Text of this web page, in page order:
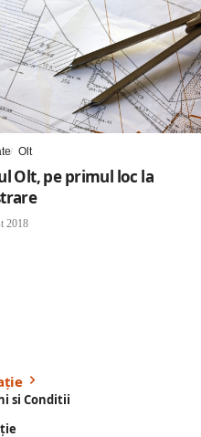
Olt
Olt, pe primul loc la
2018
si Conditii